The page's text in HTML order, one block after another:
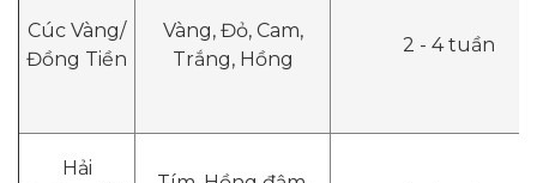
Cúc Vàng/
Đồng Tiền
Vàng, Đỏ, Cam,
Trắng, Hồng
2 - 4 tuần
Hải